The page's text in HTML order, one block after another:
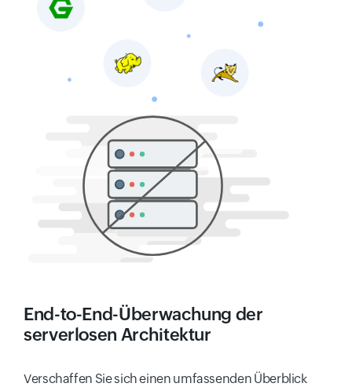
End-to-End-Überwachung der
serverlosen Architektur
Verschaffen Sie sich einen umfassenden Überblick